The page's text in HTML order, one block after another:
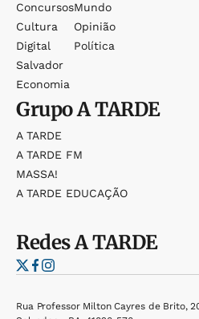
Concursos
Cultura
Digital
Salvador
Economia
Mundo
Opinião
Política
GrupoA TARDE
A TARDE
A TARDE FM
MASSA!
A TARDE EDUCAÇÃO
RedesA TARDE
Rua Professor Milton Cayres de Brito,